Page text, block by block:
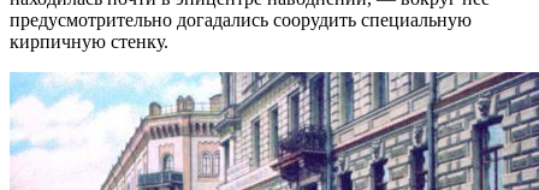
предусмотрительно догадались соорудить специальную
кирпичную стенку.